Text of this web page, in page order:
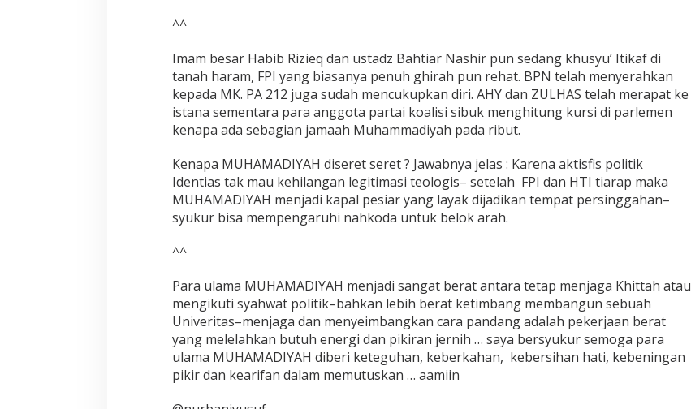
^^
Imam besar Habib Rizieq dan ustadz Bahtiar Nashir pun sedang khusyu’ Itikaf di
tanah haram, FPI yang biasanya penuh ghirah pun rehat. BPN telah menyerahkan
kepada MK. PA 212 juga sudah mencukupkan diri. AHY dan ZULHAS telah merapat ke
istana sementara para anggota partai koalisi sibuk menghitung kursi di parlemen
kenapa ada sebagian jamaah Muhammadiyah pada ribut.
Kenapa MUHAMADIYAH diseret seret ? Jawabnya jelas : Karena aktisfis politik
Identias tak mau kehilangan legitimasi teologis– setelah FPI dan HTI tiarap maka
MUHAMADIYAH menjadi kapal pesiar yang layak dijadikan tempat persinggahan–
syukur bisa mempengaruhi nahkoda untuk belok arah.
^^
Para ulama MUHAMADIYAH menjadi sangat berat antara tetap menjaga Khittah atau
mengikuti syahwat politik–bahkan lebih berat ketimbang membangun sebuah
Univeritas–menjaga dan menyeimbangkan cara pandang adalah pekerjaan berat
yang melelahkan butuh energi dan pikiran jernih … saya bersyukur semoga para
ulama MUHAMADIYAH diberi keteguhan, keberkahan, kebersihan hati, kebeningan
pikir dan kearifan dalam memutuskan … aamiin